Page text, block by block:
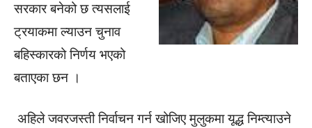
सरकार बनेको छ त्यसलाई
ट्रयाकमा ल्याउन चुनाव
बहिस्कारको निर्णय भएको
बताएका छन ।
अहिले जवरजस्ती निर्वाचन गर्न खोजिए मुलुकमा यूद्ध निम्त्याउने